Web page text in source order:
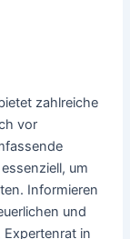
zahlreiche
vor
um
Informieren
und
in